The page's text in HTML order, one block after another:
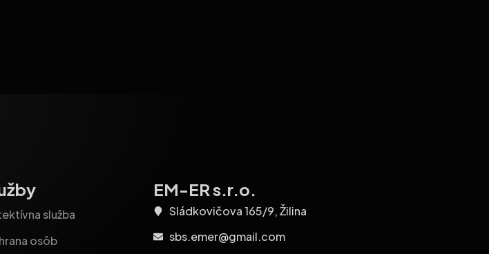
služba
osôb
EM-ER s.r.o.
Sládkovičova 165/9, Žilina
sbs.emer@gmail.com